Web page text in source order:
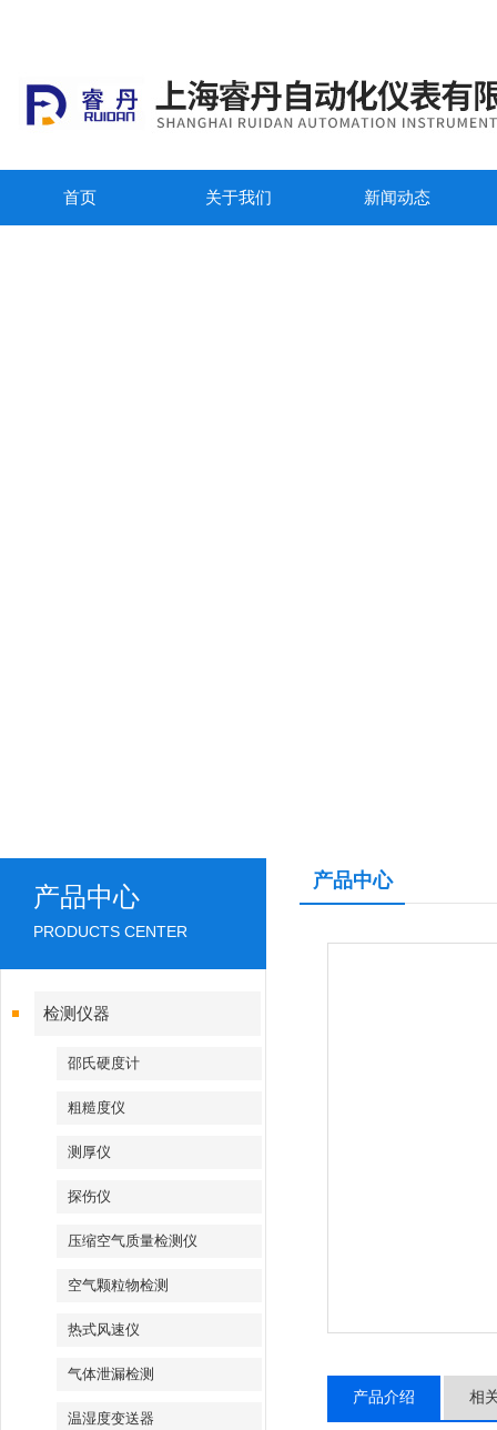
首页 关于我们 新闻动态
产品中心
PRODUCTS CENTER
检测仪器
邵氏硬度计
粗糙度仪
测厚仪
探伤仪
压缩空气质量检测仪
空气颗粒物检测
热式风速仪
气体泄漏检测
温湿度变送器
产品中心
产品介绍 相